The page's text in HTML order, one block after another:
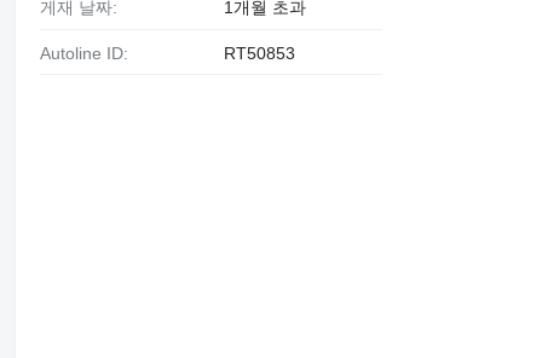
게재 날짜: 1개월 초과
Autoline ID: RT50853